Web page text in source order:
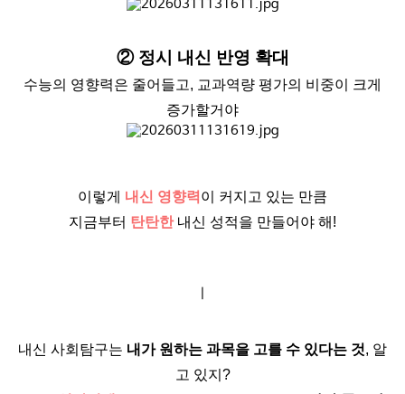
② 정시 내신 반영 확대
수능의 영향력은 줄어들고, 교과역량 평가의 비중이 크게
증가할거야
이렇게 내신 영향력 이 커지고 있는 만큼
지금부터 탄탄한 내신 성적을 만들어야 해!
내신 사회탐구는 내가 원하는 과목을 고를 수 있다는 것, 알
고 있지?